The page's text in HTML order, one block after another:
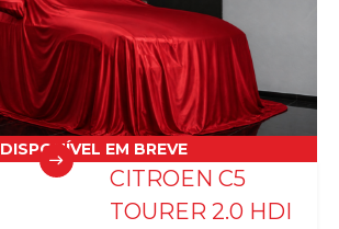
DISPONÍVEL EM BREVE
CITROEN C5
TOURER 2.0 HDI